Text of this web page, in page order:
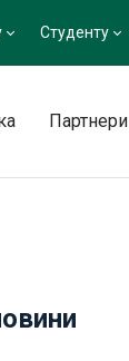
Студенту
Партнери